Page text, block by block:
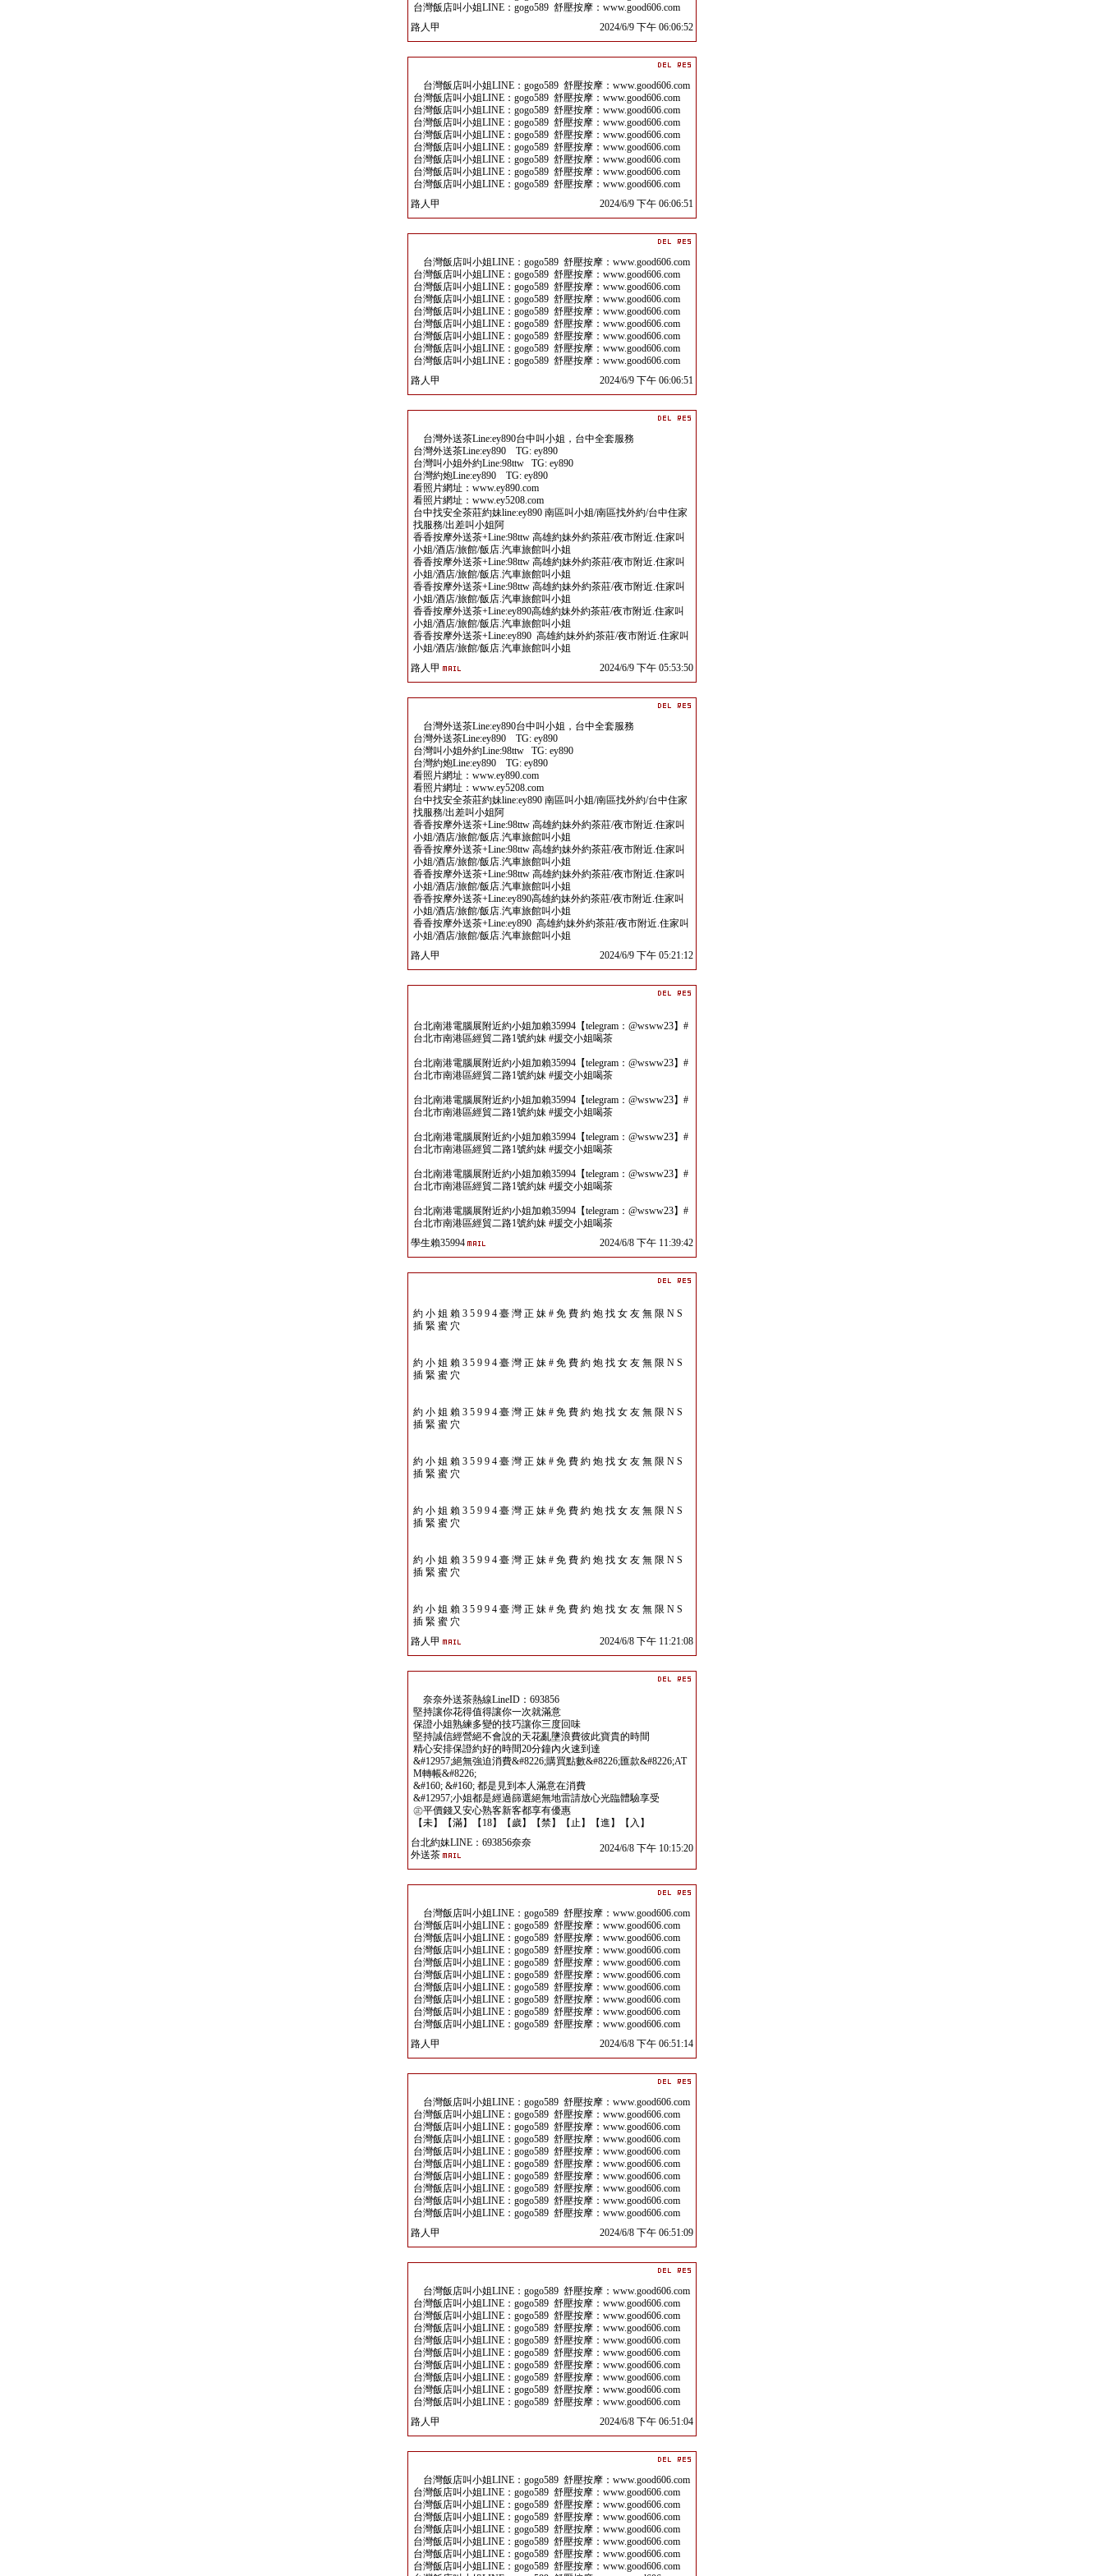
台灣飯店叫小姐LINE：gogo589 舒壓按摩：www.good606.com
路人甲
2024/6/9 下午 06:06:52
台灣飯店叫小姐LINE：gogo589 舒壓按摩：www.good606.com
台灣飯店叫小姐LINE：gogo589 舒壓按摩：www.good606.com
台灣飯店叫小姐LINE：gogo589 舒壓按摩：www.good606.com
台灣飯店叫小姐LINE：gogo589 舒壓按摩：www.good606.com
台灣飯店叫小姐LINE：gogo589 舒壓按摩：www.good606.com
台灣飯店叫小姐LINE：gogo589 舒壓按摩：www.good606.com
台灣飯店叫小姐LINE：gogo589 舒壓按摩：www.good606.com
台灣飯店叫小姐LINE：gogo589 舒壓按摩：www.good606.com
台灣飯店叫小姐LINE：gogo589 舒壓按摩：www.good606.com
路人甲
2024/6/9 下午 06:06:51
台灣飯店叫小姐LINE：gogo589 舒壓按摩：www.good606.com
台灣飯店叫小姐LINE：gogo589 舒壓按摩：www.good606.com
台灣飯店叫小姐LINE：gogo589 舒壓按摩：www.good606.com
台灣飯店叫小姐LINE：gogo589 舒壓按摩：www.good606.com
台灣飯店叫小姐LINE：gogo589 舒壓按摩：www.good606.com
台灣飯店叫小姐LINE：gogo589 舒壓按摩：www.good606.com
台灣飯店叫小姐LINE：gogo589 舒壓按摩：www.good606.com
台灣飯店叫小姐LINE：gogo589 舒壓按摩：www.good606.com
台灣飯店叫小姐LINE：gogo589 舒壓按摩：www.good606.com
路人甲
2024/6/9 下午 06:06:51
台灣外送茶Line:ey890台中叫小姐，台中全套服務
台灣外送茶Line:ey890 TG: ey890
台灣叫小姐外約Line:98ttw TG: ey890
台灣約炮Line:ey890 TG: ey890
看照片網址：www.ey890.com
看照片網址：www.ey5208.com
台中找安全茶莊約妹line:ey890 南區叫小姐/南區找外約/台中住家
找服務/出差叫小姐阿
香香按摩外送茶+Line:98ttw 高雄約妹外約茶莊/夜市附近.住家叫
小姐/酒店/旅館/飯店.汽車旅館叫小姐
香香按摩外送茶+Line:98ttw 高雄約妹外約茶莊/夜市附近.住家叫
小姐/酒店/旅館/飯店.汽車旅館叫小姐
香香按摩外送茶+Line:98ttw 高雄約妹外約茶莊/夜市附近.住家叫
小姐/酒店/旅館/飯店.汽車旅館叫小姐
香香按摩外送茶+Line:ey890高雄約妹外約茶莊/夜市附近.住家叫
小姐/酒店/旅館/飯店.汽車旅館叫小姐
香香按摩外送茶+Line:ey890 高雄約妹外約茶莊/夜市附近.住家叫
小姐/酒店/旅館/飯店.汽車旅館叫小姐
路人甲
2024/6/9 下午 05:53:50
台灣外送茶Line:ey890台中叫小姐，台中全套服務
台灣外送茶Line:ey890 TG: ey890
台灣叫小姐外約Line:98ttw TG: ey890
台灣約炮Line:ey890 TG: ey890
看照片網址：www.ey890.com
看照片網址：www.ey5208.com
台中找安全茶莊約妹line:ey890 南區叫小姐/南區找外約/台中住家
找服務/出差叫小姐阿
香香按摩外送茶+Line:98ttw 高雄約妹外約茶莊/夜市附近.住家叫
小姐/酒店/旅館/飯店.汽車旅館叫小姐
香香按摩外送茶+Line:98ttw 高雄約妹外約茶莊/夜市附近.住家叫
小姐/酒店/旅館/飯店.汽車旅館叫小姐
香香按摩外送茶+Line:98ttw 高雄約妹外約茶莊/夜市附近.住家叫
小姐/酒店/旅館/飯店.汽車旅館叫小姐
香香按摩外送茶+Line:ey890高雄約妹外約茶莊/夜市附近.住家叫
小姐/酒店/旅館/飯店.汽車旅館叫小姐
香香按摩外送茶+Line:ey890 高雄約妹外約茶莊/夜市附近.住家叫
小姐/酒店/旅館/飯店.汽車旅館叫小姐
路人甲
2024/6/9 下午 05:21:12
台北南港電腦展附近約小姐加賴35994【telegram：@wsww23】#
台北市南港區經貿二路1號約妹 #援交小姐喝茶
台北南港電腦展附近約小姐加賴35994【telegram：@wsww23】#
台北市南港區經貿二路1號約妹 #援交小姐喝茶
台北南港電腦展附近約小姐加賴35994【telegram：@wsww23】#
台北市南港區經貿二路1號約妹 #援交小姐喝茶
台北南港電腦展附近約小姐加賴35994【telegram：@wsww23】#
台北市南港區經貿二路1號約妹 #援交小姐喝茶
台北南港電腦展附近約小姐加賴35994【telegram：@wsww23】#
台北市南港區經貿二路1號約妹 #援交小姐喝茶
台北南港電腦展附近約小姐加賴35994【telegram：@wsww23】#
台北市南港區經貿二路1號約妹 #援交小姐喝茶
學生賴35994
2024/6/8 下午 11:39:42
約 小 姐 賴 3 5 9 9 4 臺 灣 正 妹 # 免 費 約 炮 找 女 友 無 限 N S
插 緊 蜜 穴
約 小 姐 賴 3 5 9 9 4 臺 灣 正 妹 # 免 費 約 炮 找 女 友 無 限 N S
插 緊 蜜 穴
約 小 姐 賴 3 5 9 9 4 臺 灣 正 妹 # 免 費 約 炮 找 女 友 無 限 N S
插 緊 蜜 穴
約 小 姐 賴 3 5 9 9 4 臺 灣 正 妹 # 免 費 約 炮 找 女 友 無 限 N S
插 緊 蜜 穴
約 小 姐 賴 3 5 9 9 4 臺 灣 正 妹 # 免 費 約 炮 找 女 友 無 限 N S
插 緊 蜜 穴
約 小 姐 賴 3 5 9 9 4 臺 灣 正 妹 # 免 費 約 炮 找 女 友 無 限 N S
插 緊 蜜 穴
約 小 姐 賴 3 5 9 9 4 臺 灣 正 妹 # 免 費 約 炮 找 女 友 無 限 N S
插 緊 蜜 穴
路人甲
2024/6/8 下午 11:21:08
奈奈外送茶熱線LineID：693856
堅持讓你花得值得讓你一次就滿意
保證小姐熟練多變的技巧讓你三度回味
堅持誠信經營絕不會說的天花亂墬浪費彼此寶貴的時間
精心安排保證約好的時間20分鐘內火速到達
&#12957;絕無強迫消費&#8226;購買點數&#8226;匯款&#8226;AT
M轉帳&#8226;
&#160; &#160; 都是見到本人滿意在消費
&#12957;小姐都是經過篩選絕無地雷請放心光臨體驗享受
㊣平價錢又安心熟客新客都享有優惠
【未】【滿】【18】【歲】【禁】【止】【進】【入】
台北約妹LINE：693856奈奈
外送茶
2024/6/8 下午 10:15:20
台灣飯店叫小姐LINE：gogo589 舒壓按摩：www.good606.com
台灣飯店叫小姐LINE：gogo589 舒壓按摩：www.good606.com
台灣飯店叫小姐LINE：gogo589 舒壓按摩：www.good606.com
台灣飯店叫小姐LINE：gogo589 舒壓按摩：www.good606.com
台灣飯店叫小姐LINE：gogo589 舒壓按摩：www.good606.com
台灣飯店叫小姐LINE：gogo589 舒壓按摩：www.good606.com
台灣飯店叫小姐LINE：gogo589 舒壓按摩：www.good606.com
台灣飯店叫小姐LINE：gogo589 舒壓按摩：www.good606.com
台灣飯店叫小姐LINE：gogo589 舒壓按摩：www.good606.com
台灣飯店叫小姐LINE：gogo589 舒壓按摩：www.good606.com
路人甲
2024/6/8 下午 06:51:14
台灣飯店叫小姐LINE：gogo589 舒壓按摩：www.good606.com
台灣飯店叫小姐LINE：gogo589 舒壓按摩：www.good606.com
台灣飯店叫小姐LINE：gogo589 舒壓按摩：www.good606.com
台灣飯店叫小姐LINE：gogo589 舒壓按摩：www.good606.com
台灣飯店叫小姐LINE：gogo589 舒壓按摩：www.good606.com
台灣飯店叫小姐LINE：gogo589 舒壓按摩：www.good606.com
台灣飯店叫小姐LINE：gogo589 舒壓按摩：www.good606.com
台灣飯店叫小姐LINE：gogo589 舒壓按摩：www.good606.com
台灣飯店叫小姐LINE：gogo589 舒壓按摩：www.good606.com
台灣飯店叫小姐LINE：gogo589 舒壓按摩：www.good606.com
路人甲
2024/6/8 下午 06:51:09
台灣飯店叫小姐LINE：gogo589 舒壓按摩：www.good606.com
台灣飯店叫小姐LINE：gogo589 舒壓按摩：www.good606.com
台灣飯店叫小姐LINE：gogo589 舒壓按摩：www.good606.com
台灣飯店叫小姐LINE：gogo589 舒壓按摩：www.good606.com
台灣飯店叫小姐LINE：gogo589 舒壓按摩：www.good606.com
台灣飯店叫小姐LINE：gogo589 舒壓按摩：www.good606.com
台灣飯店叫小姐LINE：gogo589 舒壓按摩：www.good606.com
台灣飯店叫小姐LINE：gogo589 舒壓按摩：www.good606.com
台灣飯店叫小姐LINE：gogo589 舒壓按摩：www.good606.com
台灣飯店叫小姐LINE：gogo589 舒壓按摩：www.good606.com
路人甲
2024/6/8 下午 06:51:04
台灣飯店叫小姐LINE：gogo589 舒壓按摩：www.good606.com
台灣飯店叫小姐LINE：gogo589 舒壓按摩：www.good606.com
台灣飯店叫小姐LINE：gogo589 舒壓按摩：www.good606.com
台灣飯店叫小姐LINE：gogo589 舒壓按摩：www.good606.com
台灣飯店叫小姐LINE：gogo589 舒壓按摩：www.good606.com
台灣飯店叫小姐LINE：gogo589 舒壓按摩：www.good606.com
台灣飯店叫小姐LINE：gogo589 舒壓按摩：www.good606.com
台灣飯店叫小姐LINE：gogo589 舒壓按摩：www.good606.com